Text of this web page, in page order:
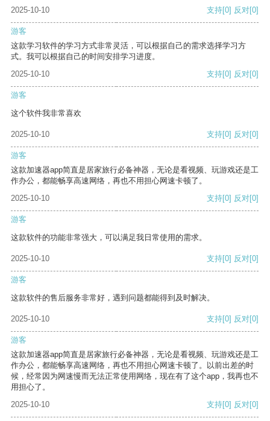
2025-10-10
支持[0] 反对[0]
游客
这款学习软件的学习方式非常灵活，可以根据自己的需求选择学习方
式。我可以根据自己的时间安排学习进度。
2025-10-10
支持[0] 反对[0]
游客
这个软件我非常喜欢
2025-10-10 支持[0] 反对[0]
游客
这款加速器app简直是居家旅行必备神器，无论是看视频、玩游戏还是工
作办公，都能畅享高速网络，再也不用担心网速卡顿了。
2025-10-10
支持[0] 反对[0]
游客
这款软件的功能非常强大，可以满足我日常使用的需求。
2025-10-10 支持[0] 反对[0]
游客
这款软件的售后服务非常好，遇到问题都能得到及时解决。
2025-10-10 支持[0] 反对[0]
游客
这款加速器app简直是居家旅行必备神器，无论是看视频、玩游戏还是工
作办公，都能畅享高速网络，再也不用担心网速卡顿了。以前出差的时
候，经常因为网速慢而无法正常使用网络，现在有了这个app，我再也不
用担心了。
2025-10-10
支持[0] 反对[0]